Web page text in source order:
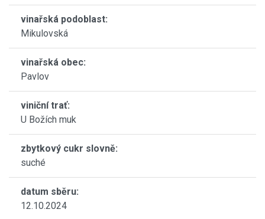
vinařská podoblast:
Mikulovská
vinařská obec:
Pavlov
viniční trať:
U Božích muk
zbytkový cukr slovně:
suché
datum sběru:
12.10.2024